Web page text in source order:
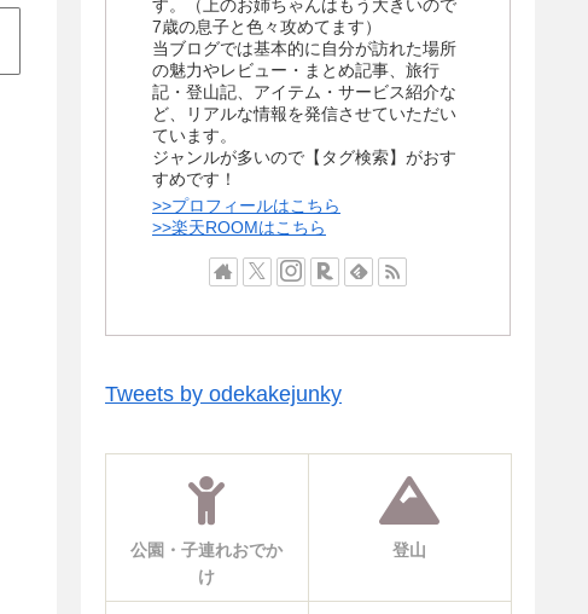
す。（上のお姉ちゃんはもう大きいので
7歳の息子と色々攻めてます）
当ブログでは基本的に自分が訪れた場所
の魅力やレビュー・まとめ記事、旅行
記・登山記、アイテム・サービス紹介な
ど、リアルな情報を発信させていただい
ています。
ジャンルが多いので【タグ検索】がおす
すめです！
>>プロフィールはこちら
>>楽天ROOMはこちら
Tweets by odekakejunky
公園・子連れおでか
け
登山